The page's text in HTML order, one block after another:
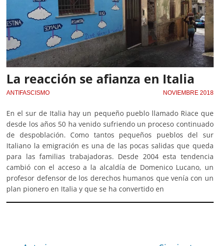
La reacción se afianza en Italia
ANTIFASCISMO NOVIEMBRE 2018
En el sur de Italia hay un pequeño pueblo llamado Riace que
desde los años 50 ha venido sufriendo un proceso continuado
de despoblación. Como tantos pequeños pueblos del sur
Italiano la emigración es una de las pocas salidas que queda
para las familias trabajadoras. Desde 2004 esta tendencia
cambió con el acceso a la alcaldía de Domenico Lucano, un
profesor defensor de los derechos humanos que venía con un
plan pionero en Italia y que se ha convertido en